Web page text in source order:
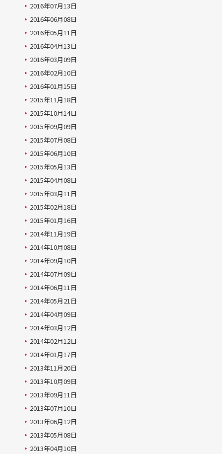
2016年07月13日
2016年06月08日
2016年05月11日
2016年04月13日
2016年03月09日
2016年02月10日
2016年01月15日
2015年11月18日
2015年10月14日
2015年09月09日
2015年07月08日
2015年06月10日
2015年05月13日
2015年04月08日
2015年03月11日
2015年02月18日
2015年01月16日
2014年11月19日
2014年10月08日
2014年09月10日
2014年07月09日
2014年06月11日
2014年05月21日
2014年04月09日
2014年03月12日
2014年02月12日
2014年01月17日
2013年11月20日
2013年10月09日
2013年09月11日
2013年07月10日
2013年06月12日
2013年05月08日
2013年04月10日